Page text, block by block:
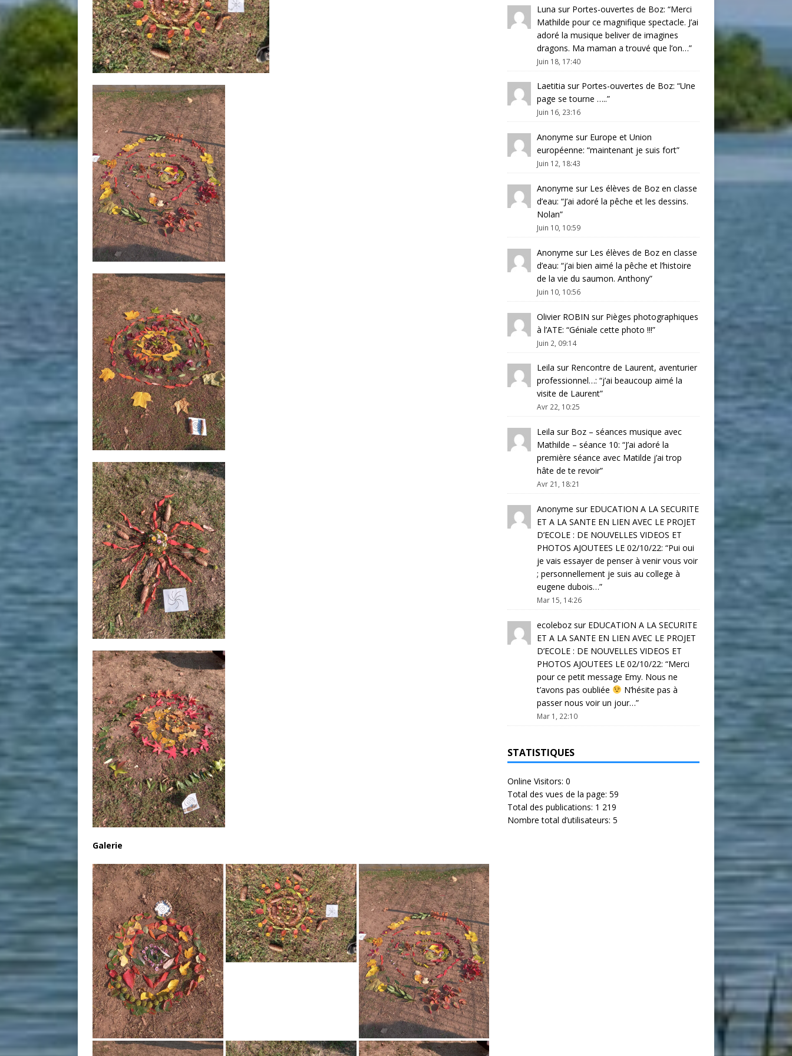
Galerie
Luna sur Portes-ouvertes de Boz: “Merci
Mathilde pour ce magnifique spectacle. J’ai
adoré la musique beliver de imagines
dragons. Ma maman a trouvé que l’on…”
Juin 18, 17:40
Laetitia sur Portes-ouvertes de Boz: “Une
page se tourne …..”
Juin 16, 23:16
Anonyme sur Europe et Union
européenne: “maintenant je suis fort”
Juin 12, 18:43
Anonyme sur Les élèves de Boz en classe
d’eau: “J’ai adoré la pêche et les dessins.
Nolan”
Juin 10, 10:59
Anonyme sur Les élèves de Boz en classe
d’eau: “j’ai bien aimé la pêche et l’histoire
de la vie du saumon. Anthony”
Juin 10, 10:56
Olivier ROBIN sur Pièges photographiques
à l’ATE: “Géniale cette photo !!!”
Juin 2, 09:14
Leila sur Rencontre de Laurent, aventurier
professionnel…: “j’ai beaucoup aimé la
visite de Laurent”
Avr 22, 10:25
Leila sur Boz – séances musique avec
Mathilde – séance 10: “J’ai adoré la
première séance avec Matilde j’ai trop
hâte de te revoir”
Avr 21, 18:21
Anonyme sur EDUCATION A LA SECURITE
ET A LA SANTE EN LIEN AVEC LE PROJET
D’ECOLE : DE NOUVELLES VIDEOS ET
PHOTOS AJOUTEES LE 02/10/22: “Pui oui
je vais essayer de penser à venir vous voir
; personnellement je suis au college à
eugene dubois…”
Mar 15, 14:26
ecolebozsur EDUCATION A LA SECURITE
ET A LA SANTE EN LIEN AVEC LE PROJET
D’ECOLE : DE NOUVELLES VIDEOS ET
PHOTOS AJOUTEES LE 02/10/22: “Merci
pour ce petit message Emy. Nous ne
t’avons pas oubliée
N’hésite pas à
passer nous voir un jour…”
Mar 1, 22:10
STATISTIQUES
Online Visitors: 0
Total des vues de la page: 59
Total des publications: 1 219
Nombre total d’utilisateurs: 5